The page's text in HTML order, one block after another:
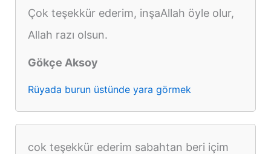
Çok teşekkür ederim, inşaAllah öyle olur,
Allah razı olsun.
Gökçe Aksoy
Rüyada burun üstünde yara görmek
cok teşekkür ederim sabahtan beri içim